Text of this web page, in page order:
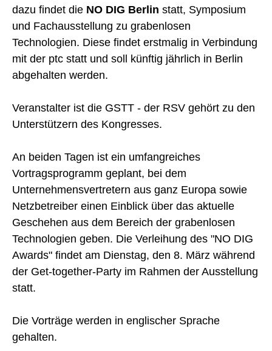
dazu findet die NO DIG Berlin statt, Symposium
und Fachausstellung zu grabenlosen
Technologien. Diese findet erstmalig in Verbindung
mit der ptc statt und soll künftig jährlich in Berlin
abgehalten werden.
Veranstalter ist die GSTT - der RSV gehört zu den
Unterstützern des Kongresses.
An beiden Tagen ist ein umfangreiches
Vortragsprogramm geplant, bei dem
Unternehmensvertretern aus ganz Europa sowie
Netzbetreiber einen Einblick über das aktuelle
Geschehen aus dem Bereich der grabenlosen
Technologien geben. Die Verleihung des "NO DIG
Awards" findet am Dienstag, den 8. März während
der Get-together-Party im Rahmen der Ausstellung
statt.
Die Vorträge werden in englischer Sprache
gehalten.